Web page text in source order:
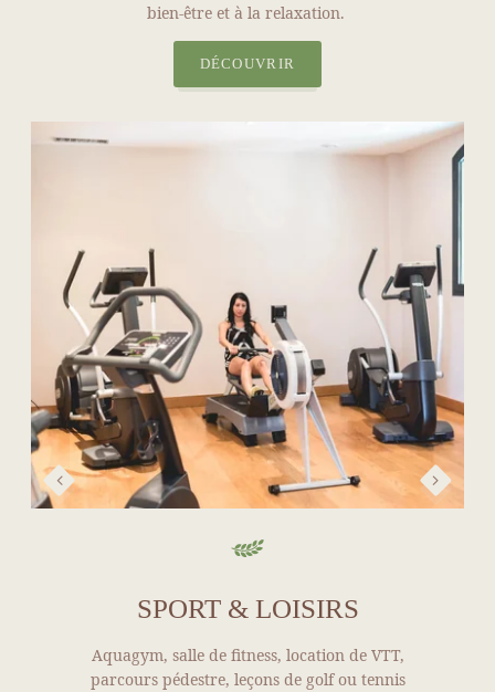
bien-être et à la relaxation.
DÉCOUVRIR
SPORT & LOISIRS
Aquagym, salle de fitness, location de VTT,
parcours pédestre, leçons de golf ou tennis